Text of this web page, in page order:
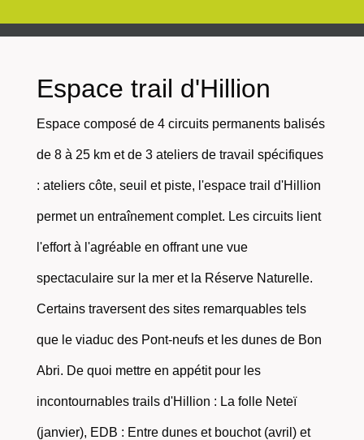
Espace trail d'Hillion
Espace composé de 4 circuits permanents balisés
de 8 à 25 km et de 3 ateliers de travail spécifiques
: ateliers côte, seuil et piste, l'espace trail d'Hillion
permet un entraînement complet. Les circuits lient
l'effort à l'agréable en offrant une vue
spectaculaire sur la mer et la Réserve Naturelle.
Certains traversent des sites remarquables tels
que le viaduc des Pont-neufs et les dunes de Bon
Abri. De quoi mettre en appétit pour les
incontournables trails d'Hillion : La folle Neteï
(janvier), EDB : Entre dunes et bouchot (avril) et